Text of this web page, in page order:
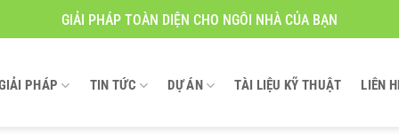
GIẢI PHÁP TOÀN DIỆN CHO NGÔI NHÀ CỦA BẠN
PHÁP TIN TỨC DỰ ÁN TÀI LIỆU KỸ THUẬT LIÊN